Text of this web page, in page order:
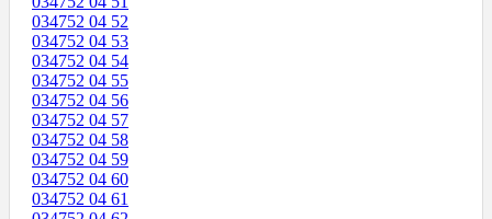
034752 04 52
034752 04 53
034752 04 54
034752 04 55
034752 04 56
034752 04 57
034752 04 58
034752 04 59
034752 04 60
034752 04 61